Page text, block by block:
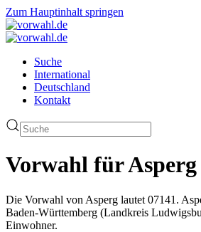
Zum Hauptinhalt springen
Suche
International
Deutschland
Kontakt
Vorwahl für Asperg
Die Vorwahl von Asperg lautet 07141.
Baden-Württemberg (Landkreis
Einwohner.